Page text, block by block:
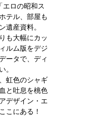
エロの昭和ス
テル、部屋も
遺産資料。
も大幅にカッ
ルム版をデジ
ータで、ディ
。
虹色のシャギ
と吐息を桃色
デザイン・エ
こにある！